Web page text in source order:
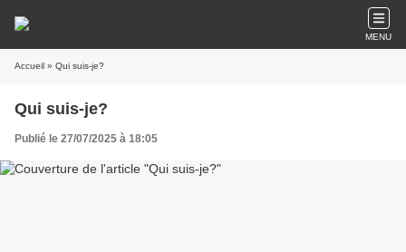
MENU
Accueil » Qui suis-je?
Qui suis-je?
Publié le 27/07/2025 à 18:05